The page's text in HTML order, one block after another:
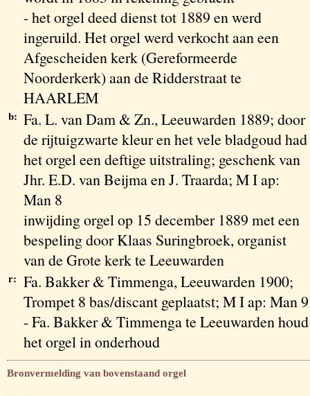
- het orgel deed dienst tot 1889 en werd
ingeruild. Het orgel werd verkocht aan een
Afgescheiden kerk (Gereformeerde
Noorderkerk) aan de Ridderstraat te
HAARLEM
b: Fa. L. van Dam & Zn., Leeuwarden 1889; door
de rijtuigzwarte kleur en het vele bladgoud had
het orgel een deftige uitstraling; geschenk van
Jhr. E.D. van Beijma en J. Traarda; M I ap:
Man 8
inwijding orgel op 15 december 1889 met een
bespeling door Klaas Suringbroek, organist
van de Grote kerk te Leeuwarden
r: Fa. Bakker & Timmenga, Leeuwarden 1900;
Trompet 8 bas/discant geplaatst; M I ap: Man 9
- Fa. Bakker & Timmenga te Leeuwarden houd
het orgel in onderhoud
Bronvermelding van bovenstaand orgel